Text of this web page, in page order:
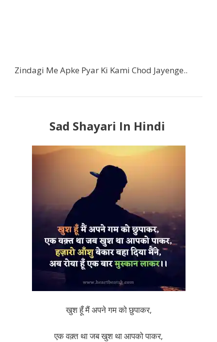
Zindagi Me Apke Pyar Ki Kami Chod Jayenge..
Sad Shayari In Hindi
खुश हूँ मैं अपने गम को छुपाकर,
एक वक़्त था जब खुश था आपको पाकर,